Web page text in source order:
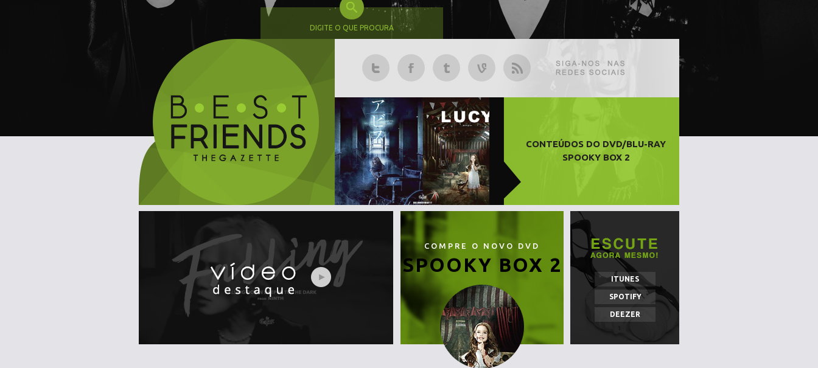
DIGITE O QUE PROCURA
CONTEÚDOS DO DVD/BLU-RAY
SPOOKY BOX 2
COMPRE O NOVO DVD
SPOOKY BOX 2
ITUNES
SPOTIFY
DEEZER